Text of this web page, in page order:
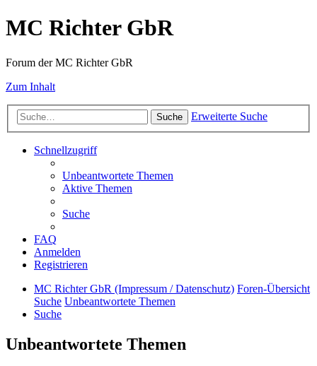
MC Richter GbR
Forum der MC Richter GbR
Zum Inhalt
Suche Erweiterte Suche
Schnellzugriff
Unbeantwortete Themen
Aktive Themen
Suche
FAQ
Anmelden
Registrieren
MC Richter GbR (Impressum / Datenschutz) Foren-Übersicht
Suche Unbeantwortete Themen
Suche
Unbeantwortete Themen